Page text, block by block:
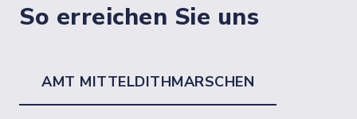
So erreichen Sie uns
AMT MITTELDITHMARSCHEN